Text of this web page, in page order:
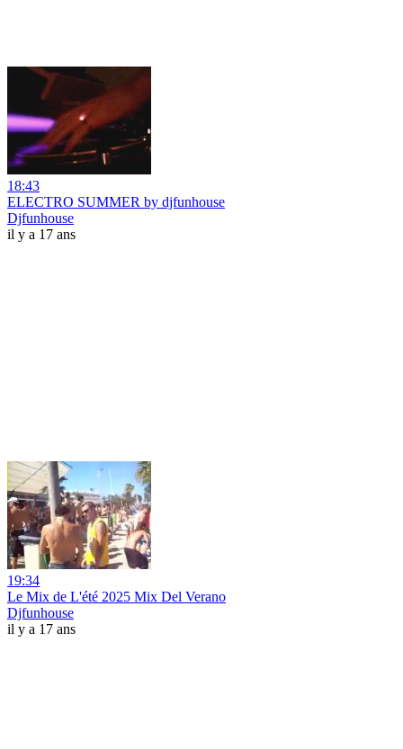
18:43
ELECTRO SUMMER by djfunhouse
Djfunhouse
il y a 17 ans
19:34
Le Mix de L'été 2025 Mix Del Verano
Djfunhouse
il y a 17 ans